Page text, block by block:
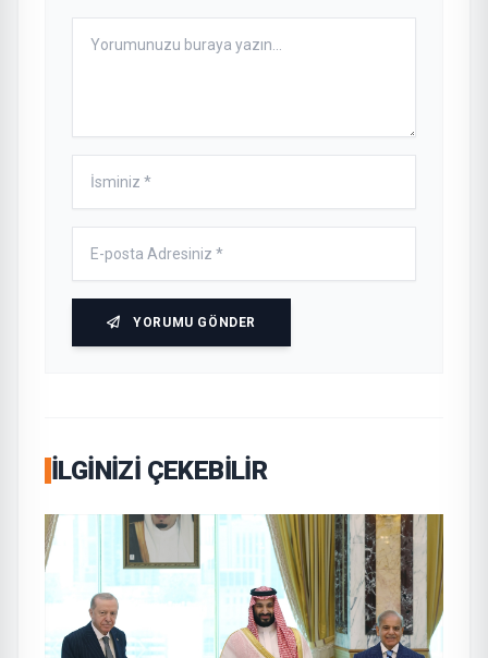
YORUMU GÖNDER
İLGINIZI ÇEKEBILIR